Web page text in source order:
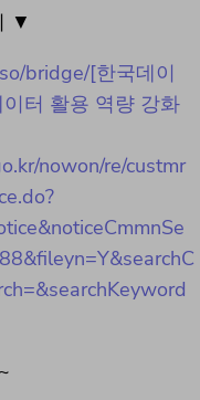
▼
bridge/[한국데이
터 활용 역량 강화
nowon/re/custmr